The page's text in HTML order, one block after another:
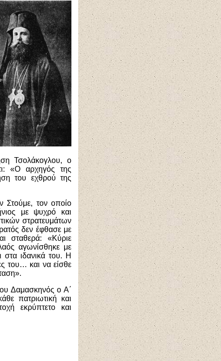
Τσολάκογλου, ο
«Ο αρχηγός της
του εχθρού της
Στούμε, τον οποίο
με ψυχρό και
στρατευμάτων
δεν έφθασε με
σταθερά: «Κύριε
αγωνίσθηκε με
στα ιδανικά του. Η
του… και να είσθε
Δαμασκηνός ο Α΄
πατριωτική και
εκρύπτετο και